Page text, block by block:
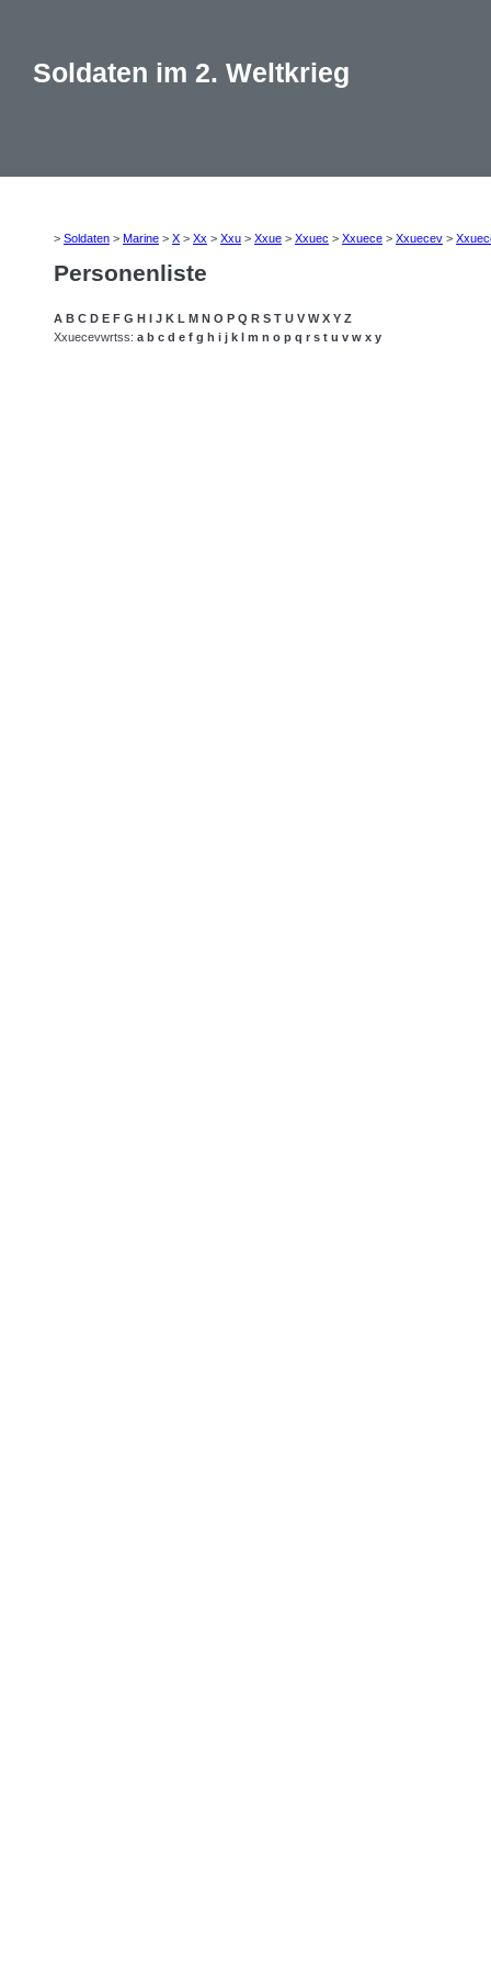
Soldaten im 2. Weltkrieg
> Soldaten > Marine > X > Xx > Xxu > Xxue > Xxuec > Xxuece > Xxuecev >
Personenliste
A B C D E F G H I J K L M N O P Q R S T U V W X Y Z
Xxuecevwrtss: a b c d e f g h i j k l m n o p q r s t u v w x y